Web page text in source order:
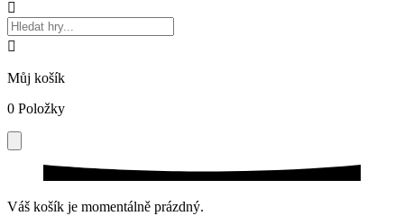
Můj košík
0 Položky
Váš košík je momentálně prázdný.